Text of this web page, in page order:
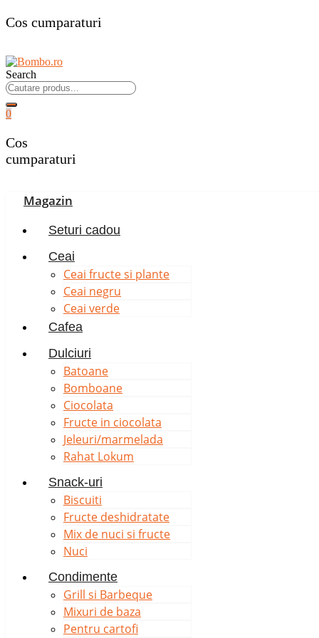
Cos cumparaturi
Search
0
Cos
cumparaturi
Magazin
Seturi cadou
Ceai
Ceai fructe si plante
Ceai negru
Ceai verde
Cafea
Dulciuri
Batoane
Bomboane
Ciocolata
Fructe in ciocolata
Jeleuri/marmelada
Rahat Lokum
Snack-uri
Biscuiti
Fructe deshidratate
Mix de nuci si fructe
Nuci
Condimente
Grill si Barbeque
Mixuri de baza
Pentru cartofi